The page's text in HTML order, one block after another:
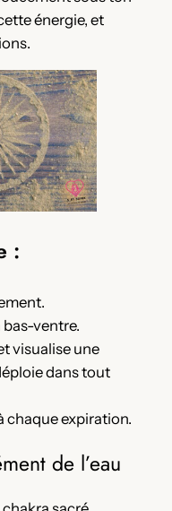
énergie, et
:
bas-ventre.
visualise une
dans tout
chaque expiration.
de l’eau